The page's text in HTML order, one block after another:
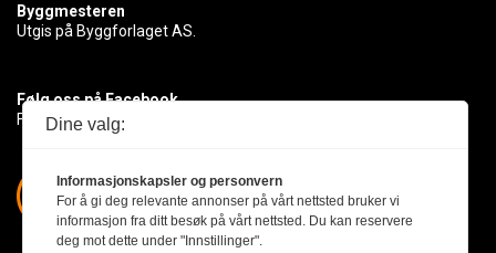
Byggmesteren
Utgis på Byggforlaget AS.
Følg oss på Facebook
Få med deg det siste innen byggebransjen
Dine valg:
Informasjonskapsler og personvern
For å gi deg relevante annonser på vårt nettsted bruker vi
informasjon fra ditt besøk på vårt nettsted. Du kan reservere
deg mot dette under "Innstillinger".